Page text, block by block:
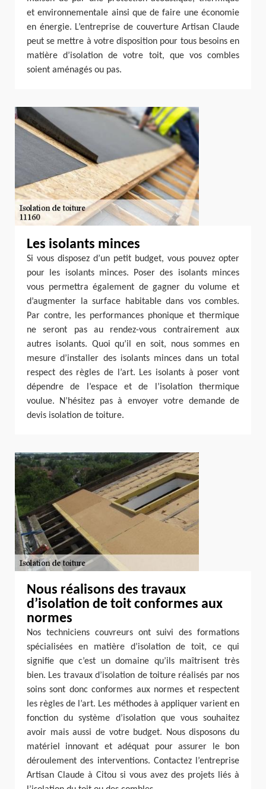
et environnementale ainsi que de faire une économie
en énergie. L’entreprise de couverture Artisan Claude
peut se mettre à votre disposition pour tous besoins en
matière d’isolation de votre toit, que vos combles
soient aménagés ou pas.
Les isolants minces
Si vous disposez d’un petit budget, vous pouvez opter
pour les isolants minces. Poser des isolants minces
vous permettra également de gagner du volume et
d’augmenter la surface habitable dans vos combles.
Par contre, les performances phonique et thermique
ne seront pas au rendez-vous contrairement aux
autres isolants. Quoi qu’il en soit, nous sommes en
mesure d’installer des isolants minces dans un total
respect des règles de l’art. Les isolants à poser vont
dépendre de l’espace et de l’isolation thermique
voulue. N’hésitez pas à envoyer votre demande de
devis isolation de toiture.
Nous réalisons des travaux
d’isolation de toit conformes aux
normes
Nos techniciens couvreurs ont suivi des formations
spécialisées en matière d’isolation de toit, ce qui
signifie que c’est un domaine qu’ils maîtrisent très
bien. Les travaux d’isolation de toiture réalisés par nos
soins sont donc conformes aux normes et respectent
les règles de l’art. Les méthodes à appliquer varient en
fonction du système d’isolation que vous souhaitez
avoir mais aussi de votre budget. Nous disposons du
matériel innovant et adéquat pour assurer le bon
déroulement des interventions. Contactez l’entreprise
Artisan Claude à Citou si vous avez des projets liés à